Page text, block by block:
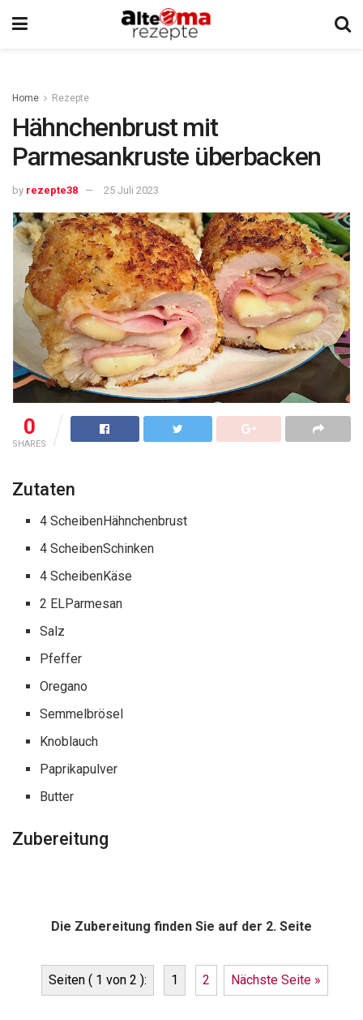
Home Rezepte
Hähnchenbrust mit
Parmesankruste überbacken
by rezepte38 25 Juli 2023
0
SHARES
Zutaten
4 ScheibenHähnchenbrust
4 ScheibenSchinken
4 ScheibenKäse
2 ELParmesan
Salz
Pfeffer
Oregano
Semmelbrösel
Knoblauch
Paprikapulver
Butter
Zubereitung
Die Zubereitung finden Sie auf der 2. Seite
Seiten ( 1 von 2 ): 1 2 Nächste Seite »